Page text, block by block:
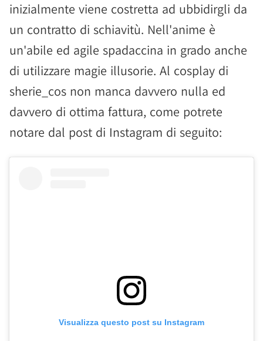
inizialmente viene costretta ad ubbidirgli da
un contratto di schiavitù. Nell'anime è
un'abile ed agile spadaccina in grado anche
di utilizzare magie illusorie. Al cosplay di
sherie_cos non manca davvero nulla ed
davvero di ottima fattura, come potrete
notare dal post di Instagram di seguito:
Visualizza questo post su Instagram